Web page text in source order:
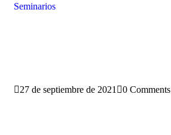
Seminarios
27 de septiembre de 2021 0 Comments